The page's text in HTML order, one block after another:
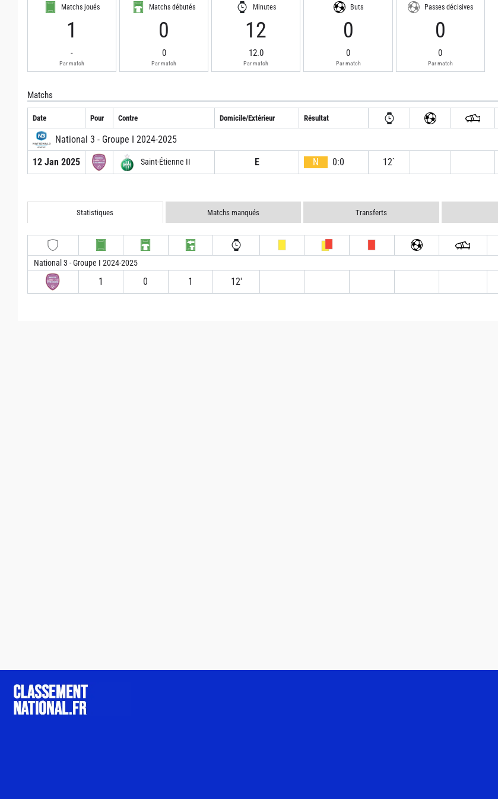
Matchs joués
1
-
Par match
Matchs débutés
0
0
Par match
Minutes
12
12.0
Par match
Buts
0
0
Par match
Passes décisives
0
0
Par match
Matchs
Date Pour Contre Domicile/Extérieur Résultat
National 3 - Groupe I 2024-2025
12 Jan 2025
Saint-Étienne II E N 0:0 12`
Statistiques Matchs manqués Transferts
National 3 - Groupe I 2024-2025
1 0 1 12′